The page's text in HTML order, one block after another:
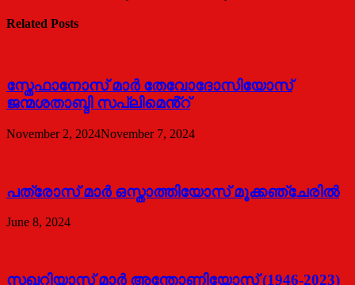
Related Posts
സ്തേഫാനോസ് മാർ തേവോദോസിയോസ്
ജന്മശതാബ്ദി സപ്ലിമെൻ്റ്
November 2, 2024November 7, 2024
പത്രോസ് മാര്‍ ഒസ്താത്തിയോസ് മൂക്കഞ്ചേരില്‍
June 8, 2024
സഖറിയാസ് മാര്‍ അന്തോണിയോസ് (1946-2023)